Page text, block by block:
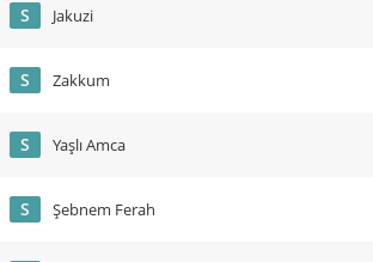
S Jakuzi
S Zakkum
S Yaşlı Amca
S Şebnem Ferah